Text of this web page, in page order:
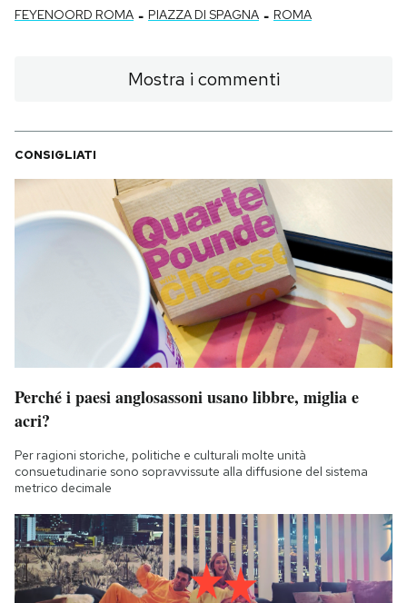
FEYENOORD ROMA - PIAZZA DI SPAGNA - ROMA
Mostra i commenti
CONSIGLIATI
Perché i paesi anglosassoni usano libbre, miglia e
acri?
Per ragioni storiche, politiche e culturali molte unità
consuetudinarie sono sopravvissute alla diffusione del sistema
metrico decimale